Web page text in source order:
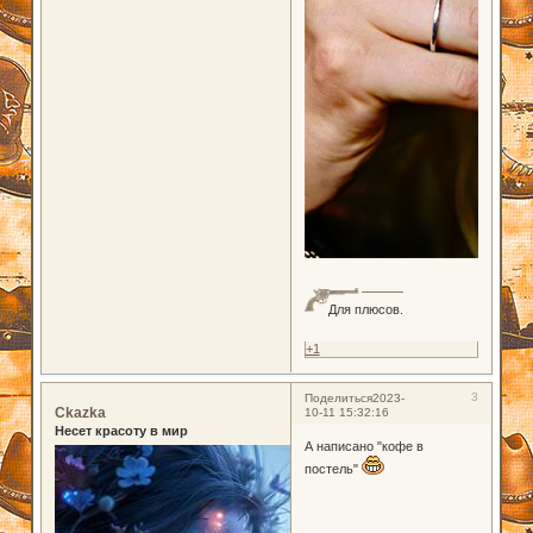
Для плюсов.
+1
Поделиться 3
2023-
10-11 15:32:16
Ckazka
Несет красоту в мир
А написано "кофе в
постель"